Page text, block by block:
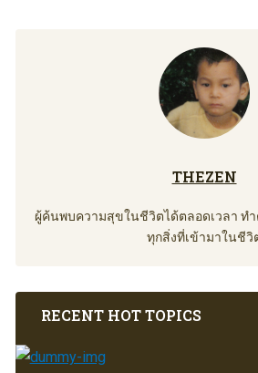
THEZEN
ผู้ค้นพบความสุขในชีวิตได้ตลอดเวลา ทำ
ทุกสิ่งที่เข้ามาในชีวิ
RECENT HOT TOPICS